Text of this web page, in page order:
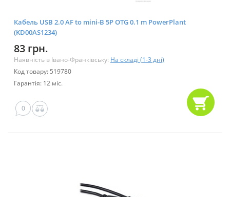
Кабель USB 2.0 AF to mini-B 5P OTG 0.1 m PowerPlant
(KD00AS1234)
83 грн.
Наявність в Івано-Франківську: На складі (1-3 дні)
Код товару: 519780
Гарантія: 12 міс.
0